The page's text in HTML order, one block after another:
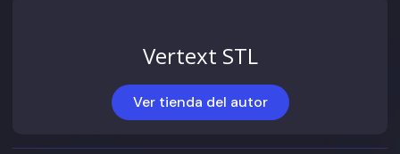
Vertext STL
Ver tienda del autor